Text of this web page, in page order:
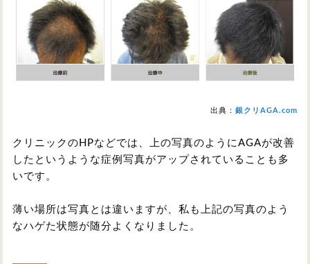
出典： 銀クリAGA.com
クリニックのHPなどでは、上の写真のようにAGAが改善
したというような症例写真がアップされていることも多
いです。
薄い場所は写真とは違いますが、私も上記の写真のよう
なハゲた状態が随分よくなりました。